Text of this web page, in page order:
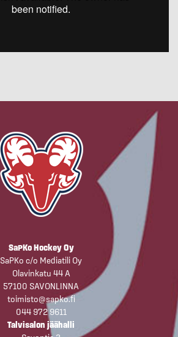
SaPKo Hockey Oy
SaPKo c/o Mediatili Oy
Olavinkatu 44 A
57100 SAVONLINNA
toimisto@sapko.fi
044 972 9611
Talvisalon jäähalli